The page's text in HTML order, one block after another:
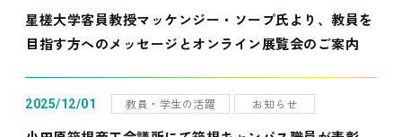
星槎大学客員教授マッケンジー・ソープ氏より、教員を
目指す方へのメッセージとオンライン展覧会のご案内
2025/12/01 教員・学生の活躍 お知らせ